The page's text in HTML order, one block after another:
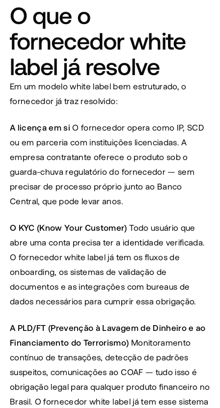
O que o
fornecedor white
label já resolve
Em um modelo white label bem estruturado, o
fornecedor já traz resolvido:
A licença em si O fornecedor opera como IP, SCD
ou em parceria com instituições licenciadas. A
empresa contratante oferece o produto sob o
guarda-chuva regulatório do fornecedor — sem
precisar de processo próprio junto ao Banco
Central, que pode levar anos.
O KYC (Know Your Customer) Todo usuário que
abre uma conta precisa ter a identidade verificada.
O fornecedor white label já tem os fluxos de
onboarding, os sistemas de validação de
documentos e as integrações com bureaus de
dados necessários para cumprir essa obrigação.
A PLD/FT (Prevenção à Lavagem de Dinheiro e ao
Financiamento do Terrorismo) Monitoramento
contínuo de transações, detecção de padrões
suspeitos, comunicações ao COAF — tudo isso é
obrigação legal para qualquer produto financeiro no
Brasil. O fornecedor white label já tem esse sistema